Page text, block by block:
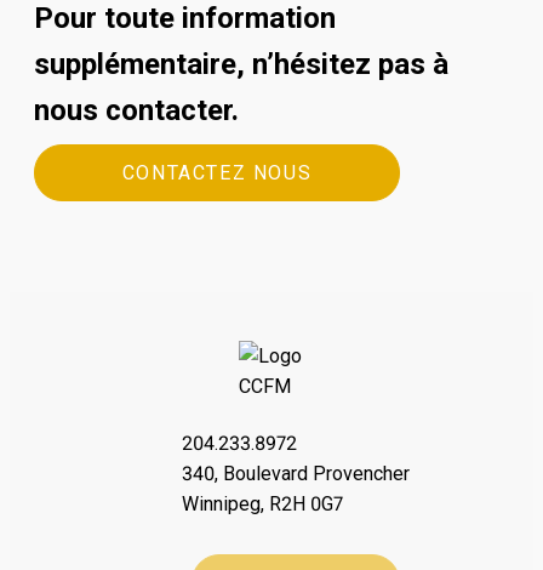
Pour toute information
supplémentaire, n’hésitez pas à
nous contacter.
CONTACTEZ NOUS
204.233.8972
340, Boulevard Provencher
Winnipeg, R2H 0G7